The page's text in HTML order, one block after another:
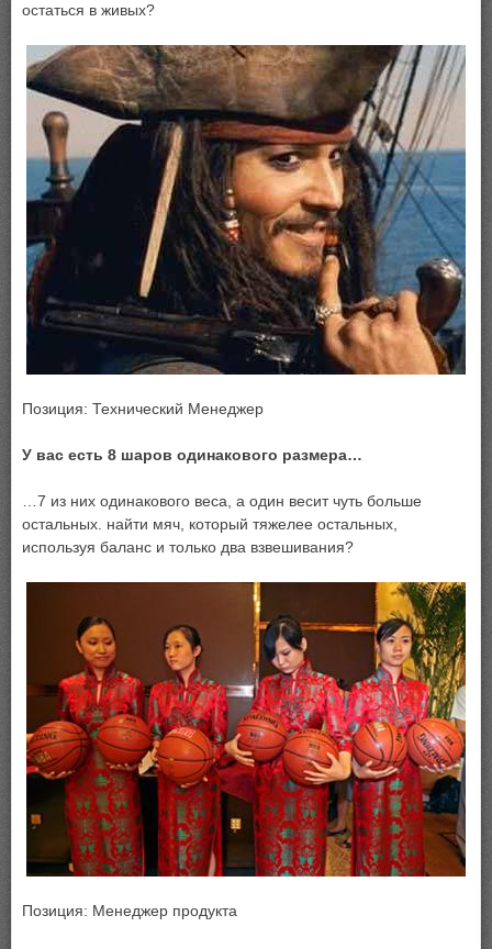
остаться в живых?
Позиция: Технический Менеджер
У вас есть 8 шаров одинакового размера…
…7 из них одинакового веса, а один весит чуть больше
остальных. найти мяч, который тяжелее остальных,
используя баланс и только два взвешивания?
Позиция: Менеджер продукта